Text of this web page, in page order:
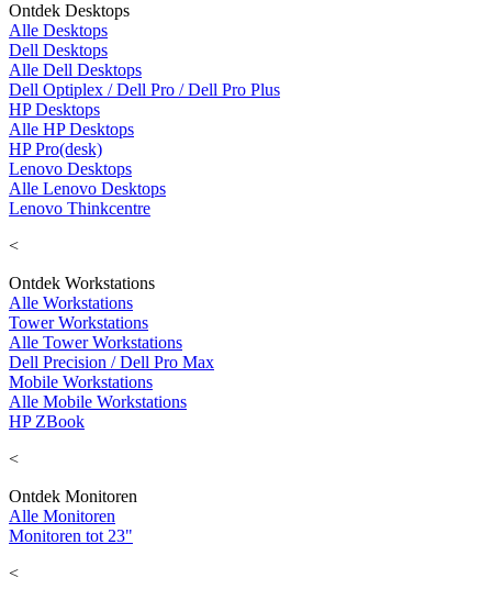
Ontdek Desktops
Alle Desktops
Dell Desktops
Alle Dell Desktops
Dell Optiplex / Dell Pro / Dell Pro Plus
HP Desktops
Alle HP Desktops
HP Pro(desk)
Lenovo Desktops
Alle Lenovo Desktops
Lenovo Thinkcentre
<
Ontdek Workstations
Alle Workstations
Tower Workstations
Alle Tower Workstations
Dell Precision / Dell Pro Max
Mobile Workstations
Alle Mobile Workstations
HP ZBook
<
Ontdek Monitoren
Alle Monitoren
Monitoren tot 23"
<